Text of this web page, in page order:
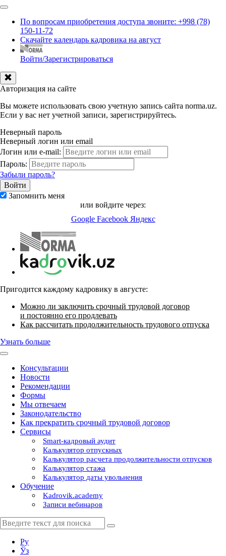
По вопросам приобретения доступа звоните: +998 (78)
150-11-72
Скачайте календарь кадровика на август
Войти/Зарегистрироваться
Авторизация на сайте
Вы можете использовать свою учетную запись сайта norma.uz.
Если у вас нет учетной записи, зарегистрируйтесь.
Неверный пароль
Неверный логин или email
Логин или e-mail:
Пароль:
Забыли пароль?
Запомнить меня
или войдите через:
Google Facebook Яндекс
Пригодится каждому кадровику в августе:
Можно ли заключить срочный трудовой договор
и постоянно его продлевать
Как рассчитать продолжительность трудового отпуска
Узнать больше
Консультации
Новости
Рекомендации
Формы
Мы отвечаем
Законодательство
Как прекратить срочный трудовой договор
Сервисы
Smart-кадровый аудит
Калькулятор отпускных
Калькулятор расчета продолжительности отпусков
Калькулятор стажа
Калькулятор даты увольнения
Обучение
Kadrovik.academy
Записи вебинаров
Ру
Ўз